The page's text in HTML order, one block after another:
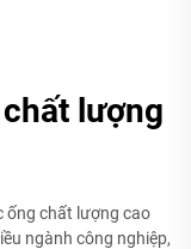
lượng
ống chất lượng cao
ngành công nghiệp,